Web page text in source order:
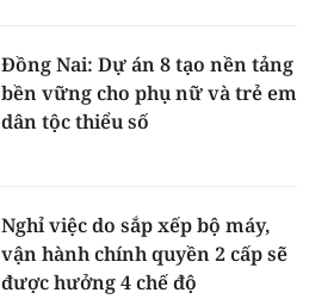
Đồng Nai: Dự án 8 tạo nền tảng
bền vững cho phụ nữ và trẻ em
dân tộc thiểu số
Nghỉ việc do sắp xếp bộ máy,
vận hành chính quyền 2 cấp sẽ
được hưởng 4 chế độ